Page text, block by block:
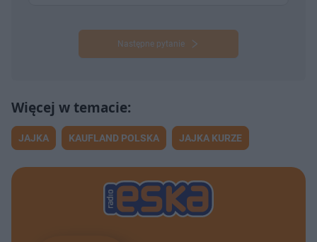
Następne pytanie
JAJKA KAUFLAND POLSKA JAJKA KURZE